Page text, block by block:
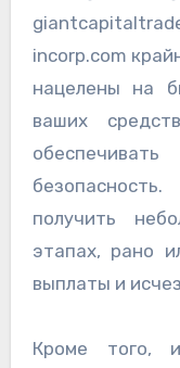
incorp.com
нацелены на
ваших
получить
этапах, рано
выплаты и
Кроме того,